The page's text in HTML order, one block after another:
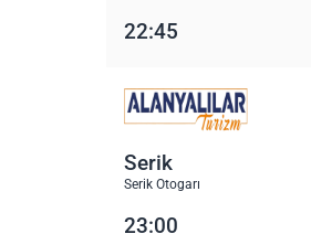
22:45
Serik
Serik Otogarı
23:00